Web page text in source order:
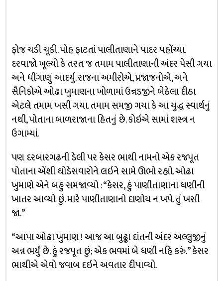
ફોજ ચડી ચૂકી. પોહ ફાટતાં પાલીતાણાને પાદર પહોંચ્યા.
દરવાજો ખૂલ્યો કે તરત જ તમામ પાલીતાણાની અંદર પેસી ગયા
અને ધીંગાણું આદર્યું. રાજના અમીરોએ, પ્રજાજનોએ, અને
સૈનિકોએ ઓઢા ખુમાણના ખોળામાં ઉન્નડજીને બેઠેલા દીઠા
એટલે તમામ ખસી ગયા. તમામ સમજી ગયા કે આ યુદ્ધ સ્વાર્થનું
નથી, પોતાના બાળરાજાના હિતનું છે. કોઇએ સામાં શસ્ત્ર ન
ઉગામ્યાં.
પણ દરબારગઢની ડેલી પર કેસર ભાથી નામનો એક રજપૂત
પોતાના એંશી ઘોડેસવારોને લઇને સામે ઊભો રહ્યો. ઓઢા
ખુમાણે એને બહુ સમજાવ્યો : “કેસર, હું પાણીતાણાના ધણીની
ખાતર આવ્યો છું. મારે પાણીતાણાનો દાણોય ન ખપે. તું ખસી
જા.”
“આપા ઓઢા ખુમાણ ! આજ આ બુઢ્ઢા દાંતની અંદર અલ્લુજીનું
અન્ન ભર્યું છે. હું રજપૂત છું; એક ભવમાં બે ધણી નહિ કરું.” કેસર
ભાથીએ એવો જવાબ દઇને અવતાર દીપાવ્યો.